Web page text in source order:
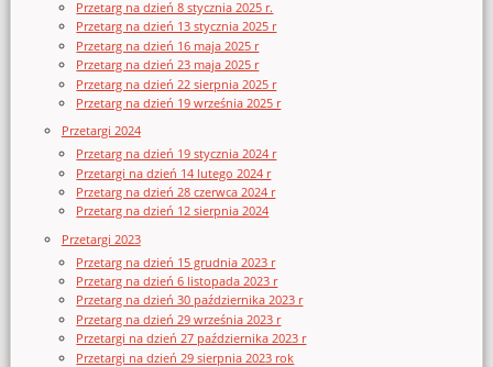
Przetarg na dzień 8 stycznia 2025 r.
Przetarg na dzień 13 stycznia 2025 r
Przetarg na dzień 16 maja 2025 r
Przetarg na dzień 23 maja 2025 r
Przetarg na dzień 22 sierpnia 2025 r
Przetarg na dzień 19 września 2025 r
Przetargi 2024
Przetarg na dzień 19 stycznia 2024 r
Przetargi na dzień 14 lutego 2024 r
Przetarg na dzień 28 czerwca 2024 r
Przetarg na dzień 12 sierpnia 2024
Przetargi 2023
Przetarg na dzień 15 grudnia 2023 r
Przetarg na dzień 6 listopada 2023 r
Przetarg na dzień 30 października 2023 r
Przetarg na dzień 29 września 2023 r
Przetargi na dzień 27 października 2023 r
Przetargi na dzień 29 sierpnia 2023 rok